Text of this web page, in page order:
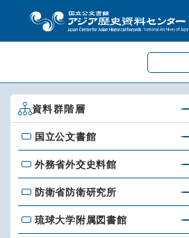
資料群階層
国立公文書館
国立公文書館
外務省外交史料館
外務省外交史料館
防衛省防衛研究所
防衛省防衛研究所
琉球大学附属図書館
琉球大学附属図書館